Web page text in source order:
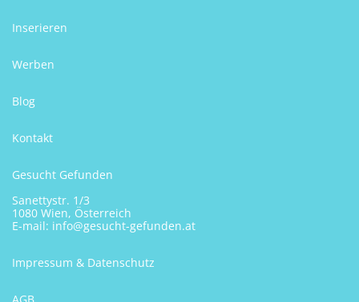
Inserieren
Werben
Blog
Kontakt
Gesucht Gefunden
Sanettystr. 1/3
1080 Wien, Österreich
E-mail: info@gesucht-gefunden.at
Impressum & Datenschutz
AGB